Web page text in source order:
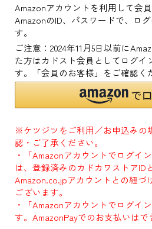
Amazonアカウントを利用して会
AmazonのID、パスワードで、ロ
す。
ご注意：2024年11月5日以前に
た方はカドスト会員としてログイ
す。「会員のお客様」をご確認く
※ケツジツをご利用／お申込みの
認・ご了承ください。
・「Amazonアカウントでログイ
は、登録済みのカドカワストアID
Amazon.co.jpアカウントとの紐づ
ございます。
・「Amazonアカウントでログイ
す。AmazonPayでのお支払いはで